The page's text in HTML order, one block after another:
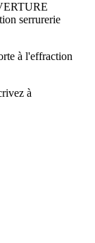
serrurerie
à l'effraction
à